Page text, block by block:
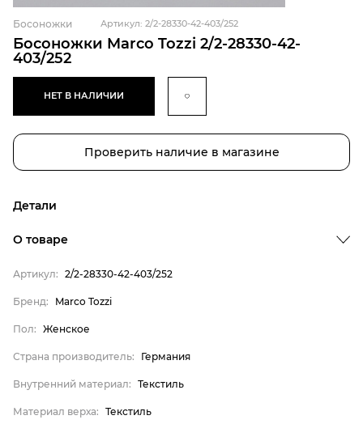
Босоножки Marco Tozzi 2/2-28330-42-
403/252
Босоножки Артикул: 2/2-28330-42-403/252
НЕТ В НАЛИЧИИ
Проверить наличие в магазине
Детали
Внутренний материал
Материал верха
О товаре
Артикул: 2/2-28330-42-403/252
Бренд: Marco Tozzi
Пол: Женское
Страна производитель: Германия
Внутренний материал: Текстиль
Материал верха: Текстиль